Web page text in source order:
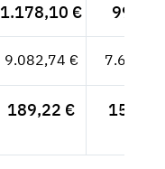
1.178,10 € 990,--
9.082,74 €
189,22 € 159,01